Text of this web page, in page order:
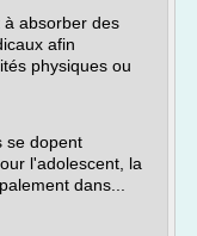
absorber des
afin
physiques ou
se dopent
l'adolescent, la
dans...